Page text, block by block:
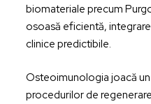
biomateriale precum
osoasă eficientă,
clinice predictibile.
Osteoimunologia joacă
procedurilor de